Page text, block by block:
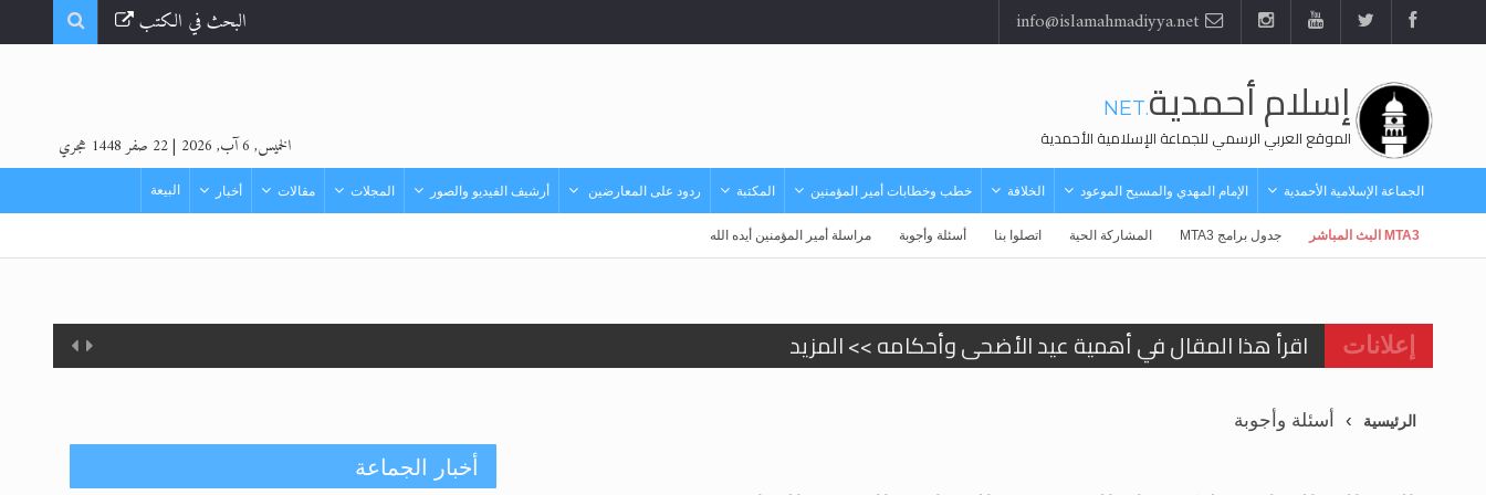
البحث في الكتب
إسلام أحمدية.NET
الموقع العربي الرسمي للجماعة الإسلامية الأحمدية الخميس, 6 آب, 2026 |22 صفر 1448 هجري
الجماعة الإسلامية الأحمدية الإمام المهدي والمسيح الموعود الخلافة خطب وخطابات أمير المؤمنين المكتبة ردود على المعارضين أرشيف الفيديو والصور المجلات مقالات أخبار البيعة
MTA3 البث المباشر جدول برامج MTA3 المشاركة الحية اتصلوا بنا أسئلة وأجوبة مراسلة أمير المؤمنين أيده الله
إعلانات
اقرأ هذا المقال في أهمية عيد الأضحى وأحكامه >> المزيد
الحجّ.. دلالات، حِكم، وأهداف >> المزيد
الرئيسية أسئلة وأجوبة
أخبار الجماعة